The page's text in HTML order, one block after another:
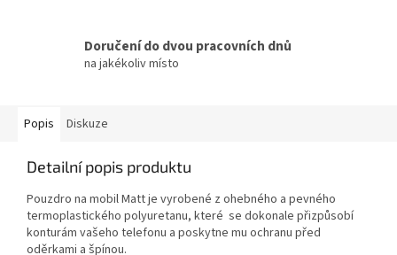
Doručení do dvou pracovních dnů
na jakékoliv místo
Popis Diskuze
Detailní popis produktu
Pouzdro na mobil Matt je vyrobené z ohebného a pevného
termoplastického polyuretanu, které se dokonale přizpůsobí
konturám vašeho telefonu a poskytne mu ochranu před
oděrkami a špínou.